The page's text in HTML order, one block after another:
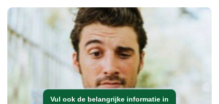
Vul ook de belangrijke informatie in